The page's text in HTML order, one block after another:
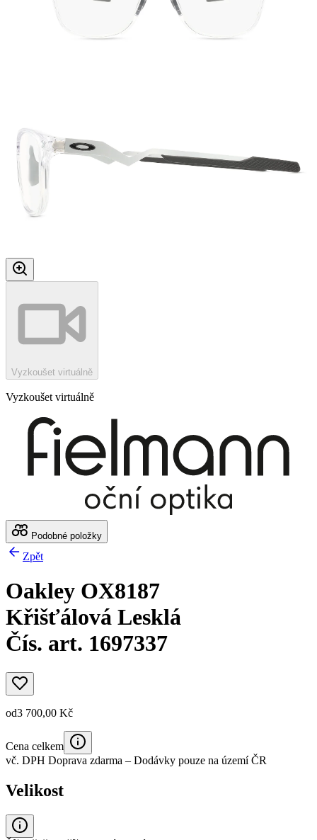
Vyzkoušet virtuálně
Vyzkoušet virtuálně
Podobné položky
Zpět
Oakley OX8187
Křišťálová Lesklá
Čís. art. 1697337
od3 700,00 Kč
Cena celkem
vč. DPH Doprava zdarma – Dodávky pouze na území ČR
Velikost